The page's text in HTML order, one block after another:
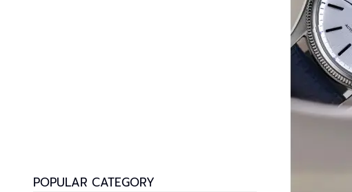
POPULAR CATEGORY